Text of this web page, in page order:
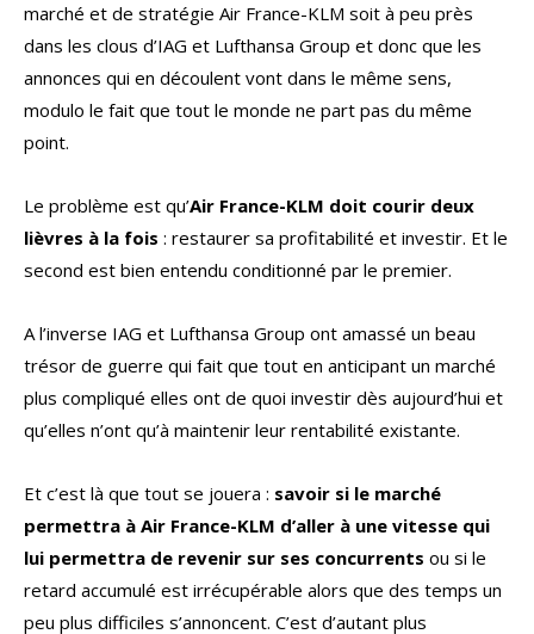
marché et de stratégie Air France-KLM soit à peu près
dans les clous d’IAG et Lufthansa Group et donc que les
annonces qui en découlent vont dans le même sens,
modulo le fait que tout le monde ne part pas du même
point.
Le problème est qu’Air France-KLM doit courir deux
lièvres à la fois : restaurer sa profitabilité et investir. Et le
second est bien entendu conditionné par le premier.
A l’inverse IAG et Lufthansa Group ont amassé un beau
trésor de guerre qui fait que tout en anticipant un marché
plus compliqué elles ont de quoi investir dès aujourd’hui et
qu’elles n’ont qu’à maintenir leur rentabilité existante.
Et c’est là que tout se jouera : savoir si le marché
permettra à Air France-KLM d’aller à une vitesse qui
lui permettra de revenir sur ses concurrents ou si le
retard accumulé est irrécupérable alors que des temps un
peu plus difficiles s’annoncent. C’est d’autant plus